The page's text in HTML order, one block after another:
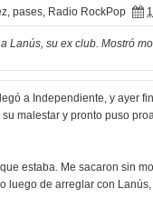
, pases, Radio RockPop
su ex club. Mostró
a Independiente, y ayer
malestar y pronto puso
estaba. Me sacaron sin
luego de arreglar con